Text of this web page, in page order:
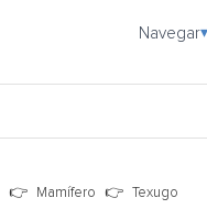
Navegar▾
Mamífero Texugo